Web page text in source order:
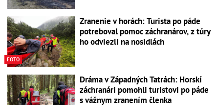
FOTO
Zranenie v horách: Turista po páde
potreboval pomoc záchranárov, z túry
ho odviezli na nosidlách
Dráma v Západných Tatrách: Horskí
záchranári pomohli turistovi po páde
s vážnym zranením členka